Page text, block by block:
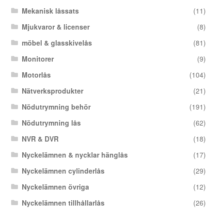
Mekanisk låssats
(11)
Mjukvaror & licenser
(8)
möbel & glasskivelås
(81)
Monitorer
(9)
Motorlås
(104)
Nätverksprodukter
(21)
Nödutrymning behör
(191)
Nödutrymning lås
(62)
NVR & DVR
(18)
Nyckelämnen & nycklar hänglås
(17)
Nyckelämnen cylinderlås
(29)
Nyckelämnen övriga
(12)
Nyckelämnen tillhållarlås
(26)